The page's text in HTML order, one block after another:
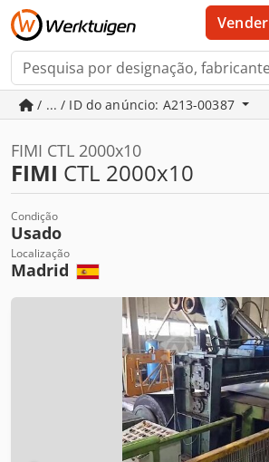
Vender
/ ... / ID do anúncio: A213-00387
FIMI CTL 2000x10
FIMI CTL 2000x10
Condição
Usado
Localização
Madrid